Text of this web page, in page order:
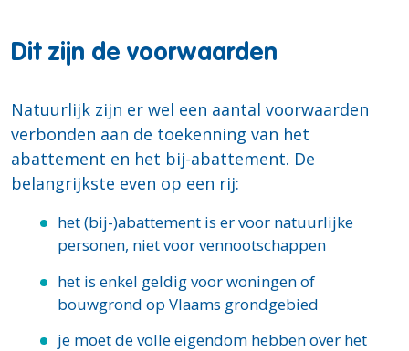
Dit zijn de voorwaarden
Natuurlijk zijn er wel een aantal voorwaarden
verbonden aan de toekenning van het
abattement en het bij-abattement. De
belangrijkste even op een rij:
het (bij-)abattement is er voor natuurlijke
personen, niet voor vennootschappen
het is enkel geldig voor woningen of
bouwgrond op Vlaams grondgebied
je moet de volle eigendom hebben over het